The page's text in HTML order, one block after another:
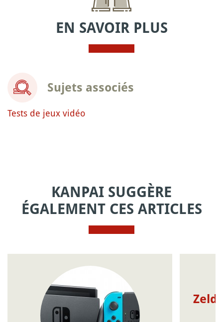
EN SAVOIR PLUS
Sujets associés
Tests de jeux vidéo
KANPAI SUGGÈRE
ÉGALEMENT CES ARTICLES